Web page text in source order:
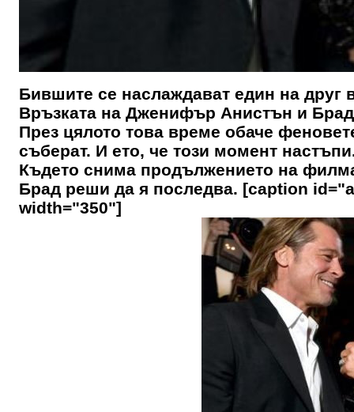
Бившите се наслаждават един на друг
Връзката на Дженифър Анистън и
През цялото това време обаче
съберат. И ето, че този момент
Където снима продължението на
Брад реши да я последва. [caption
width="350"]